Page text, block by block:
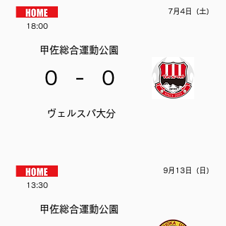
7月4日（土）
18:00
甲佐総合運動公園
0 - 0
ヴェルスパ大分
9月13日（日）
13:30
甲佐総合運動公園